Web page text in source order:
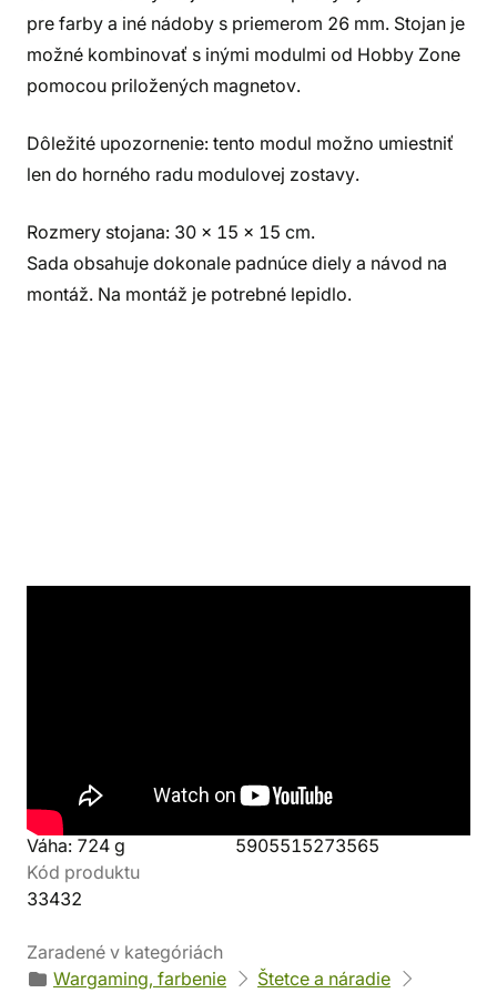
pre farby a iné nádoby s priemerom 26 mm. Stojan je
možné kombinovať s inými modulmi od Hobby Zone
pomocou priložených magnetov.
Dôležité upozornenie: tento modul možno umiestniť
len do horného radu modulovej zostavy.
Rozmery stojana: 30 x 15 x 15 cm.
Sada obsahuje dokonale padnúce diely a návod na
montáž. Na montáž je potrebné lepidlo.
začiatočníkov (2/2)
Parametre
Váha: 724 g
5905515273565
Kód produktu
33432
Zaradené v kategóriách
Wargaming, farbenie
Štetce a náradie